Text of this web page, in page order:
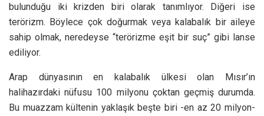
bulunduğu iki krizden biri olarak tanımlıyor. Diğeri ise
terörizm. Böylece çok doğurmak veya kalabalık bir aileye
sahip olmak, neredeyse “terörizme eşit bir suç” gibi lanse
ediliyor.
Arap dünyasının en kalabalık ülkesi olan Mısır’ın
halihazırdaki nüfusu 100 milyonu çoktan geçmiş durumda.
Bu muazzam kültenin yaklaşık beşte biri -en az 20 milyon-